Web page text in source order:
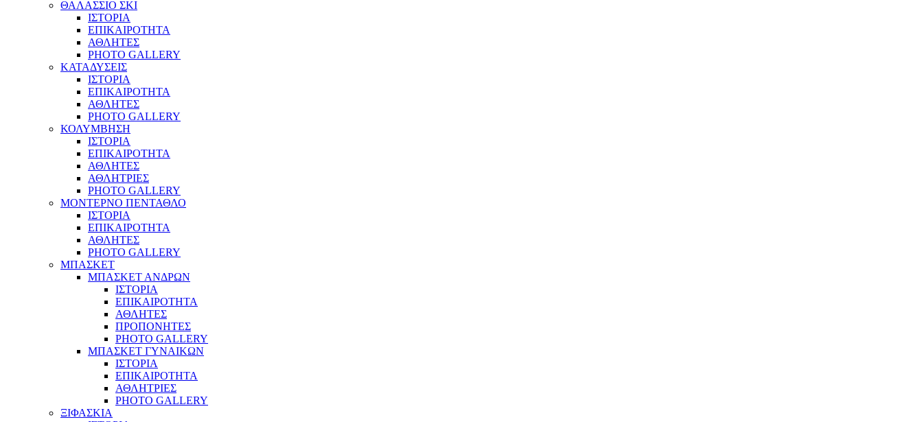
ΘΑΛΑΣΣΙΟ ΣΚΙ
ΙΣΤΟΡΙΑ
ΕΠΙΚΑΙΡΟΤΗΤΑ
ΑΘΛΗΤΕΣ
PHOTO GALLERY
ΚΑΤΑΔΥΣΕΙΣ
ΙΣΤΟΡΙΑ
ΕΠΙΚΑΙΡΟΤΗΤΑ
ΑΘΛΗΤΕΣ
PHOTO GALLERY
ΚΟΛΥΜΒΗΣΗ
ΙΣΤΟΡΙΑ
ΕΠΙΚΑΙΡΟΤΗΤΑ
ΑΘΛΗΤΕΣ
ΑΘΛΗΤΡΙΕΣ
PHOTO GALLERY
ΜΟΝΤΕΡΝΟ ΠΕΝΤΑΘΛΟ
ΙΣΤΟΡΙΑ
ΕΠΙΚΑΙΡΟΤΗΤΑ
ΑΘΛΗΤΕΣ
PHOTO GALLERY
ΜΠΑΣΚΕΤ
ΜΠΑΣΚΕΤ ΑΝΔΡΩΝ
ΙΣΤΟΡΙΑ
ΕΠΙΚΑΙΡΟΤΗΤΑ
ΑΘΛΗΤΕΣ
ΠΡΟΠΟΝΗΤΕΣ
PHOTO GALLERY
ΜΠΑΣΚΕΤ ΓΥΝΑΙΚΩΝ
ΙΣΤΟΡΙΑ
ΕΠΙΚΑΙΡΟΤΗΤΑ
ΑΘΛΗΤΡΙΕΣ
PHOTO GALLERY
ΞΙΦΑΣΚΙΑ